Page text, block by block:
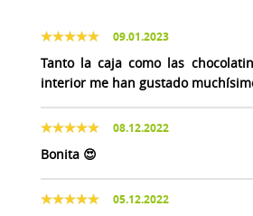
09.01.2023
Tanto la caja como las
interior me han gustado
08.12.2022
Bonita 😍
05.12.2022